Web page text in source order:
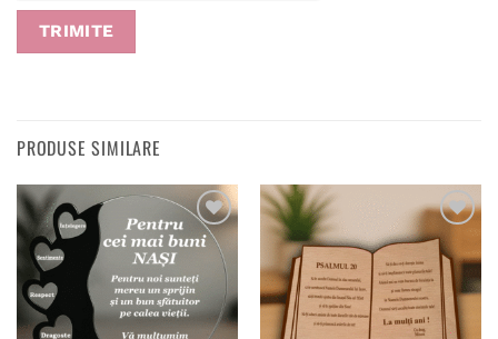
PRODUSE SIMILARE
Adaugă
wishlist
Adaugă
în
wishlist